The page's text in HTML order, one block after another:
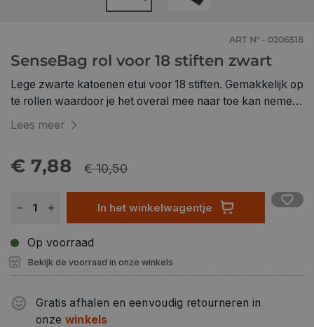
ART N° - 0206518
SenseBag rol voor 18 stiften zwart
Lege zwarte katoenen etui voor 18 stiften. Gemakkelijk op
te rollen waardoor je het overal mee naar toe kan nemen.
Heeft en elastische sluiting. Geschikt voor Copic Markers.
Lees meer
€ 7,88 € 10,50
In het winkelwagentje
Op voorraad
Bekijk de voorraad in onze winkels
Gratis afhalen en eenvoudig retourneren in
onze winkels